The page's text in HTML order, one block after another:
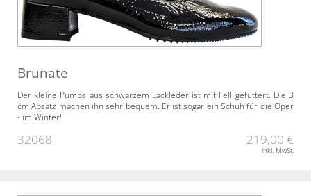
Brunate
Der kleine Pumps aus schwarzem Lackleder ist mit Fell gefüttert. Die 3
cm Absatz machen ihn sehr bequem. Er ist sogar ein Schuh für die Oper
- im Winter!
32068 219,00 €
inkl. MwSt.